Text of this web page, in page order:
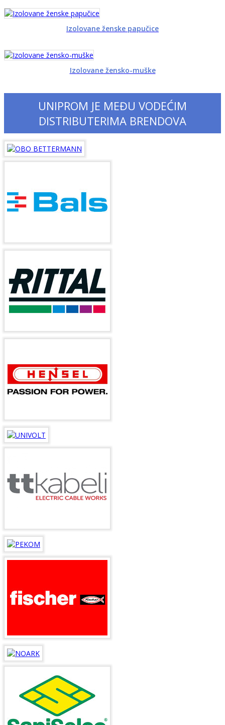
Izolovane ženske papučice
Izolovane žensko-muške
UNIPROM JE MEĐU VODEĆIM
DISTRIBUTERIMA BRENDOVA